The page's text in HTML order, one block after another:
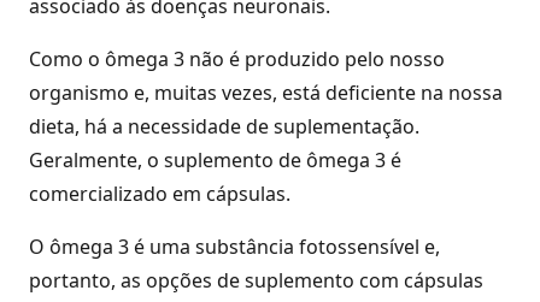
associado às doenças neuronais.
Como o ômega 3 não é produzido pelo nosso
organismo e, muitas vezes, está deficiente na nossa
dieta, há a necessidade de suplementação.
Geralmente, o suplemento de ômega 3 é
comercializado em cápsulas.
O ômega 3 é uma substância fotossensível e,
portanto, as opções de suplemento com cápsulas